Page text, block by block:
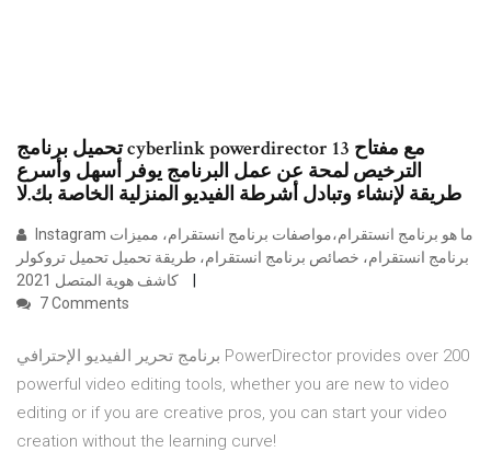
تحميل برنامج cyberlink powerdirector 13 مع مفتاح
الترخيص لمحة عن عمل البرنامج يوفر أسهل وأسرع
طريقة لإنشاء وتبادل أشرطة الفيديو المنزلية الخاصة بك.لا
Instagram ما هو برنامج انستقرام،مواصفات برنامج انستقرام، مميزات
برنامج انستقرام، خصائص برنامج انستقرام، طريقة تحميل تحميل تروكولر
7 Comments
برنامج تحرير الفيديو الإحترافي PowerDirector provides over 200
powerful video editing tools, whether you are new to video
editing or if you are creative pros, you can start your video
creation without the learning curve!